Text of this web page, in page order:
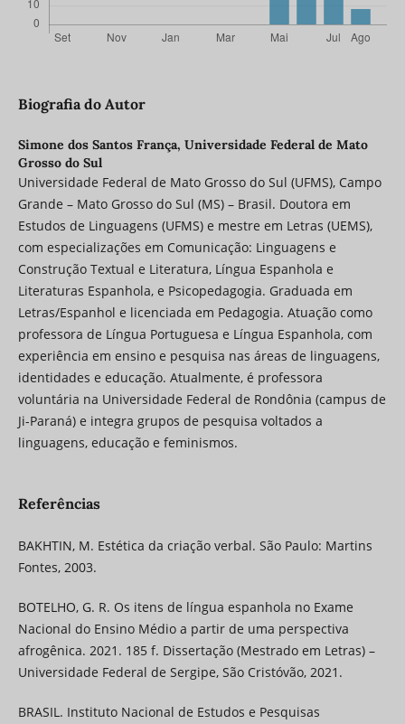
Biografia do Autor
Simone dos Santos França, Universidade Federal de Mato
Grosso do Sul
Universidade Federal de Mato Grosso do Sul (UFMS), Campo
Grande – Mato Grosso do Sul (MS) – Brasil. Doutora em
Estudos de Linguagens (UFMS) e mestre em Letras (UEMS),
com especializações em Comunicação: Linguagens e
Construção Textual e Literatura, Língua Espanhola e
Literaturas Espanhola, e Psicopedagogia. Graduada em
Letras/Espanhol e licenciada em Pedagogia. Atuação como
professora de Língua Portuguesa e Língua Espanhola, com
experiência em ensino e pesquisa nas áreas de linguagens,
identidades e educação. Atualmente, é professora
voluntária na Universidade Federal de Rondônia (campus de
Ji-Paraná) e integra grupos de pesquisa voltados a
linguagens, educação e feminismos.
Referências
BAKHTIN, M. Estética da criação verbal. São Paulo: Martins
Fontes, 2003.
BOTELHO, G. R. Os itens de língua espanhola no Exame
Nacional do Ensino Médio a partir de uma perspectiva
afrogênica. 2021. 185 f. Dissertação (Mestrado em Letras) –
Universidade Federal de Sergipe, São Cristóvão, 2021.
BRASIL. Instituto Nacional de Estudos e Pesquisas